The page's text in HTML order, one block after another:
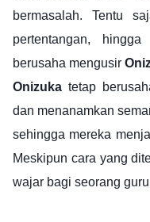
bermasalah. Tentu
pertentangan,
berusaha mengusir
Onizuka tetap
dan menanamkan
sehingga mereka
Meskipun cara yang
wajar bagi seorang